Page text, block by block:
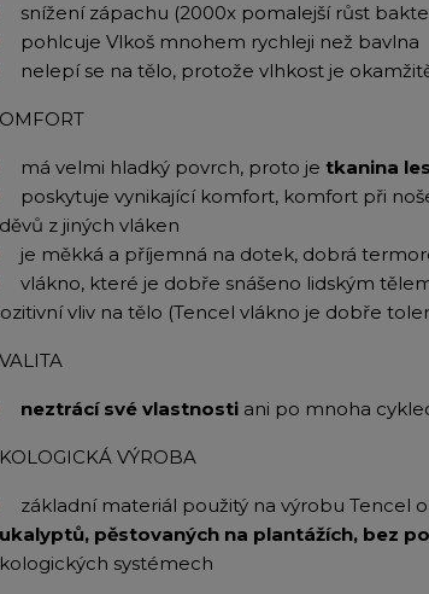
snížení zápachu (2000x pomalejší růst
pohlcuje Vlkoš mnohem rychleji než bavlna
nelepí se na tělo, protože vlhkost je
má velmi hladký povrch, proto je tkanina
poskytuje vynikající komfort, komfort při
z jiných vláken
je měkká a příjemná na dotek, dobrá
vlákno, které je dobře snášeno lidským
vliv na tělo (Tencel vlákno je dobře
neztrácí své vlastnosti ani po mnoha
VÝROBA
základní materiál použitý na výrobu Tencel
pěstovaných na plantážích, bez
systémech